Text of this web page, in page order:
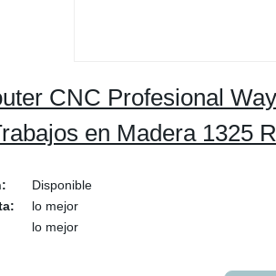
CNC Profesional
en Madera 1325
Disponible
lo mejor
lo mejor